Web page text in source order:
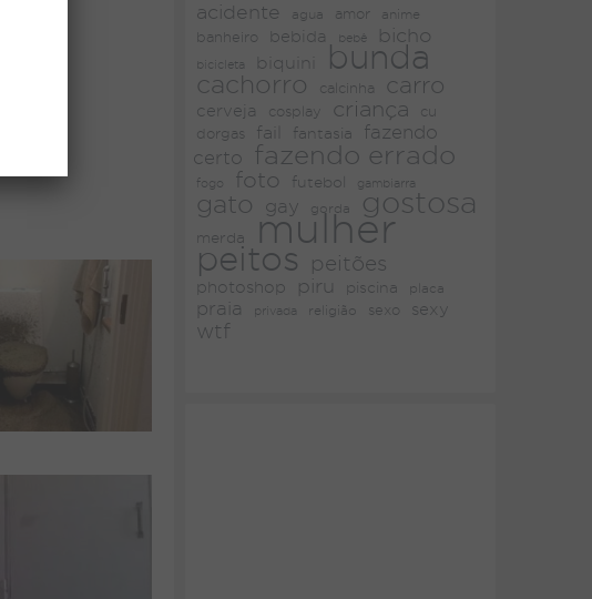
acidente agua amor
anime
banheiro
bebida bebê bicho
bicicleta biquini bunda
cachorro calcinha carro
cerveja cosplay criança cu
dorgas fail fantasia
fazendo
certo
fazendo errado
fogo foto futebol gambiarra
gato gay gorda gostosa
merda mulher
peitos peitões
photoshop piru piscina placa
praia privada religião sexo sexy
wtf